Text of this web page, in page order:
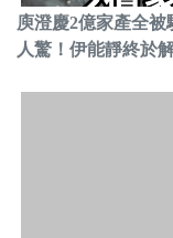
庾澄慶2億家產全
人驚！伊能靜終於